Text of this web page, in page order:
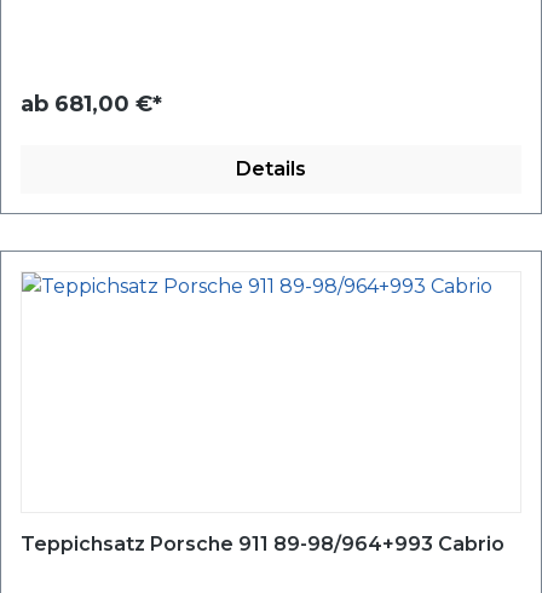
ab 681,00 €*
Details
Teppichsatz Porsche 911 89-98/964+993 Cabrio